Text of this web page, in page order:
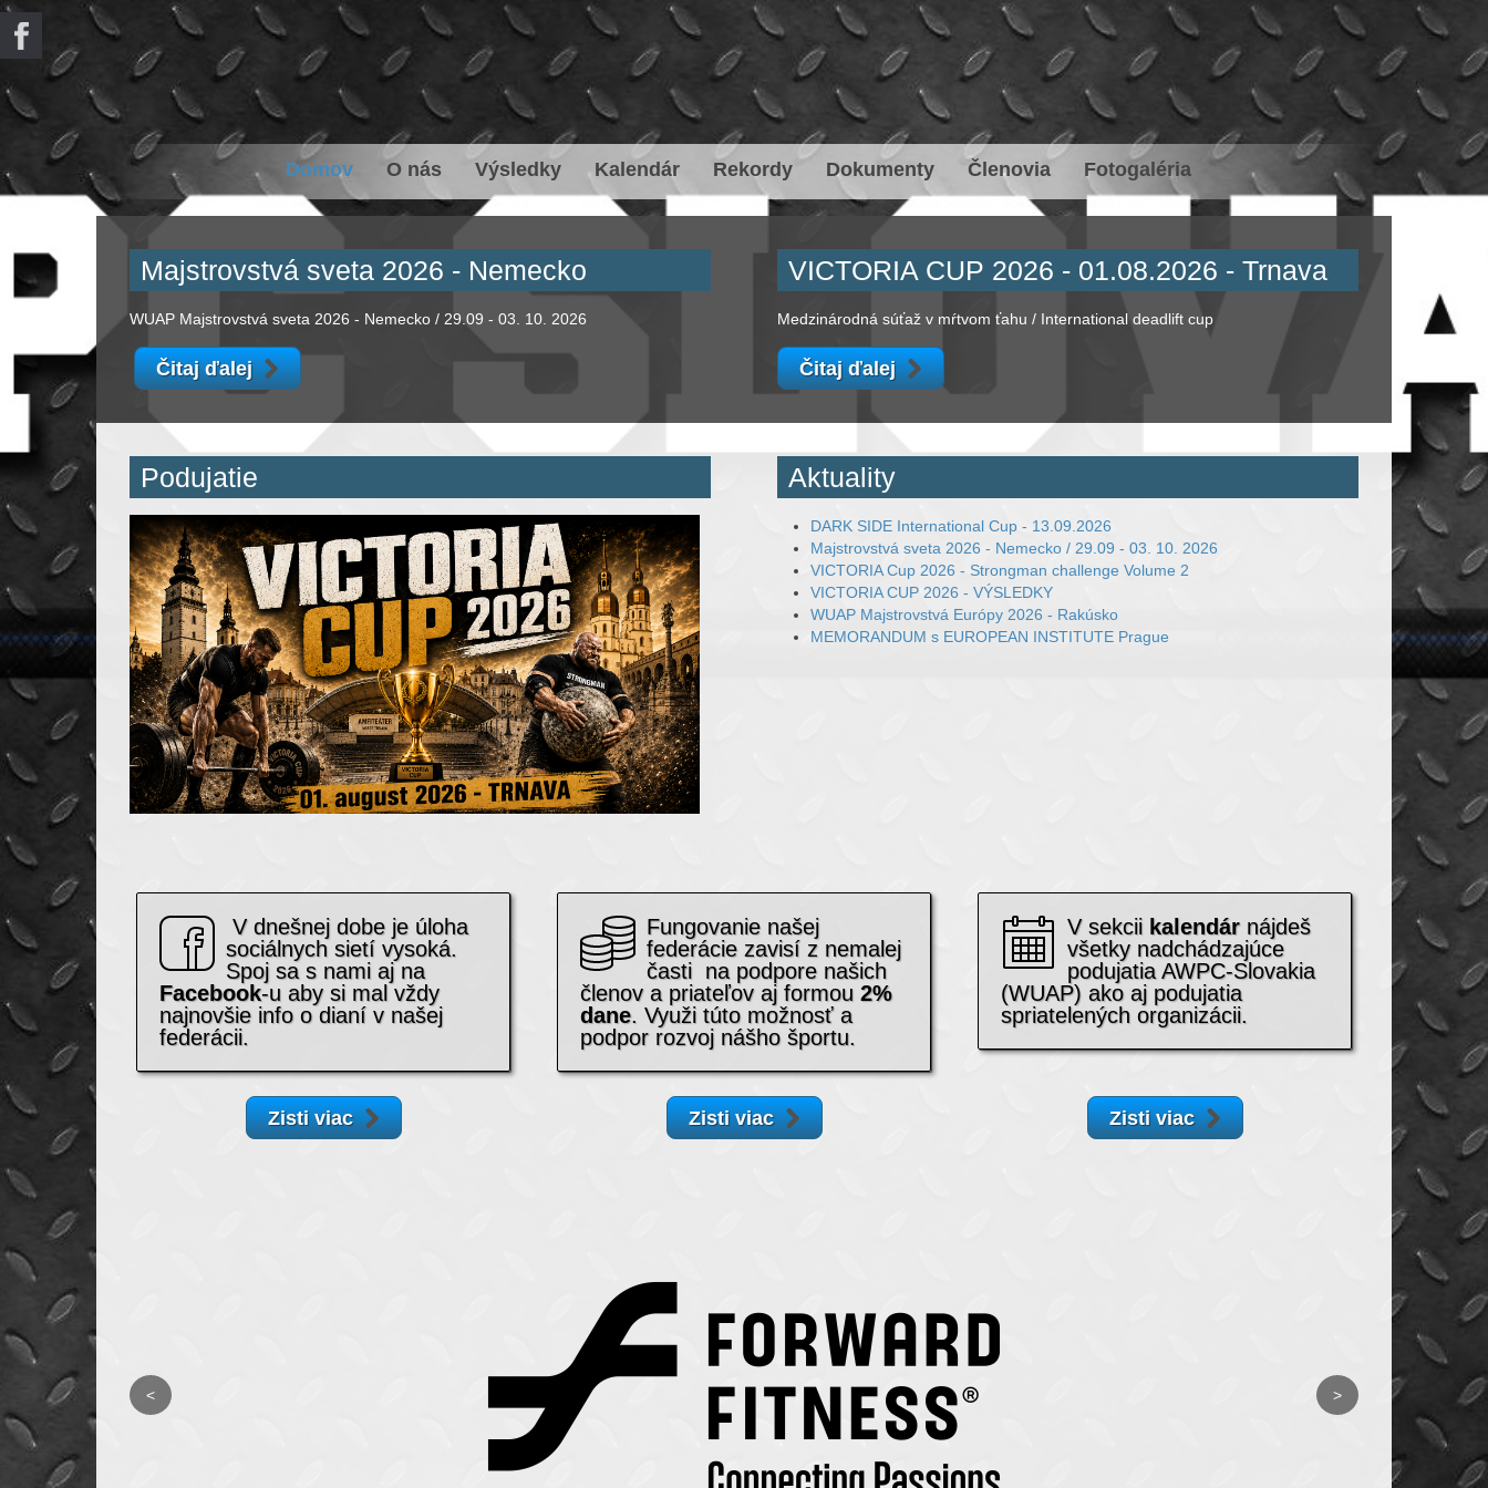
Domov O nás Výsledky Kalendár Rekordy Dokumenty Členovia Fotogaléria
Majstrovstvá sveta 2026 - Nemecko
WUAP Majstrovstvá sveta 2026 - Nemecko / 29.09 - 03. 10. 2026
Čitaj ďalej
VICTORIA CUP 2026 - 01.08.2026 - Trnava
Medzinárodná súťaž v mŕtvom ťahu / International deadlift cup
Čitaj ďalej
Podujatie Aktuality
DARK SIDE International Cup - 13.09.2026
Majstrovstvá sveta 2026 - Nemecko / 29.09 - 03. 10. 2026
VICTORIA Cup 2026 - Strongman challenge Volume 2
VICTORIA CUP 2026 - VÝSLEDKY
WUAP Majstrovstvá Európy 2026 - Rakúsko
MEMORANDUM s EUROPEAN INSTITUTE Prague
V dnešnej dobe je úloha
sociálnych sietí vysoká.
Spoj sa s nami aj na
Facebook-u aby si mal vždy
najnovšie info o dianí v našej
federácii.
Fungovanie našej
federácie zavisí z nemalej
časti na podpore našich
členov a priateľov aj formou 2%
dane. Využi túto možnosť a
podpor rozvoj nášho športu.
V sekcii kalendárnájdeš
všetky nadchádzajúce
podujatia AWPC-Slovakia
(WUAP) ako aj podujatia
spriatelených organizácii.
Zisti viac Zisti viac Zisti viac
< >